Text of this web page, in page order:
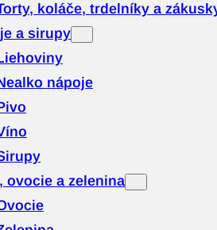
koláče, trdelníky a
a sirupy
nápoje
ovocie a zelenina